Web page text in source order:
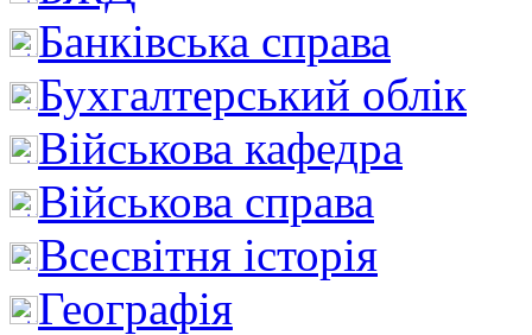
Банківська справа
Бухгалтерський облік
Військова кафедра
Військова справа
Всесвітня історія
Географія